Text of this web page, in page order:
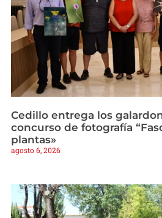
Cedillo entrega los
concurso de fotografía
plantas»
agosto 6, 2026